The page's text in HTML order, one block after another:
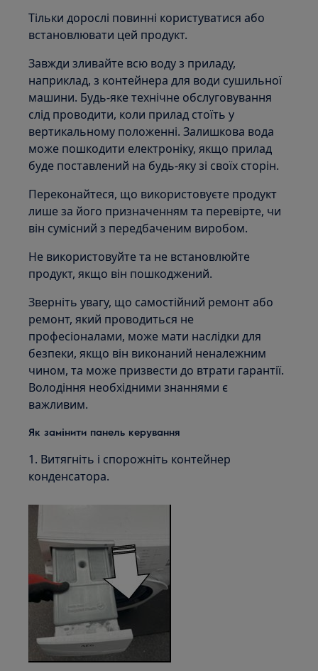
Тільки дорослі повинні користуватися або
встановлювати цей продукт.
Завжди зливайте всю воду з приладу,
наприклад, з контейнера для води сушильної
машини. Будь-яке технічне обслуговування
слід проводити, коли прилад стоїть у
вертикальному положенні. Залишкова вода
може пошкодити електроніку, якщо прилад
буде поставлений на будь-яку зі своїх сторін.
Переконайтеся, що використовуєте продукт
лише за його призначенням та перевірте, чи
він сумісний з передбаченим виробом.
Не використовуйте та не встановлюйте
продукт, якщо він пошкоджений.
Зверніть увагу, що самостійний ремонт або
ремонт, який проводиться не
професіоналами, може мати наслідки для
безпеки, якщо він виконаний неналежним
чином, та може призвести до втрати гарантії.
Володіння необхідними знаннями є
важливим.
Як замінити панель керування
1. Витягніть і спорожніть контейнер
конденсатора.